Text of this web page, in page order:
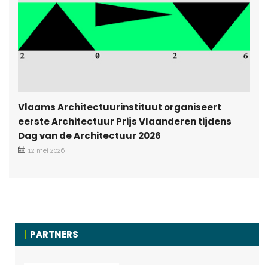
Vlaams Architectuurinstituut organiseert
eerste Architectuur Prijs Vlaanderen tijdens
Dag van de Architectuur 2026
12 mei 2026
PARTNERS